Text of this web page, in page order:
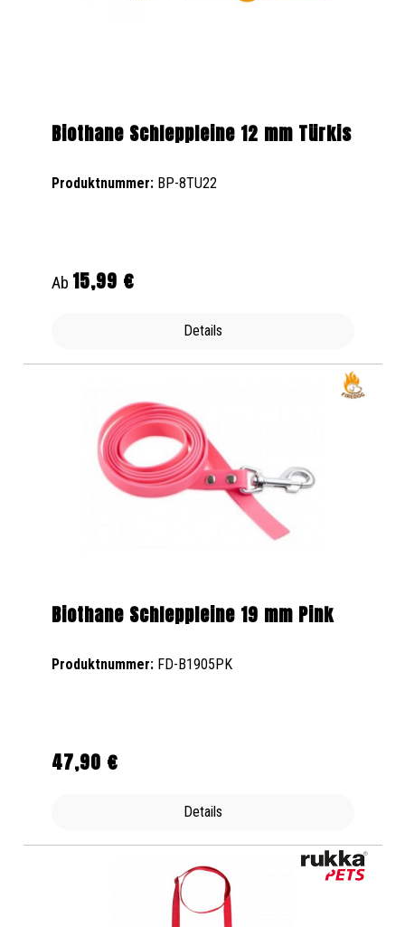
Biothane Schleppleine 12 mm Türkis
Produktnummer: BP-8TU22
Regulärer Preis:
Ab 15,99 €
Details
Biothane Schleppleine 19 mm Pink
Produktnummer: FD-B1905PK
Regulärer Preis:
47,90 €
Details